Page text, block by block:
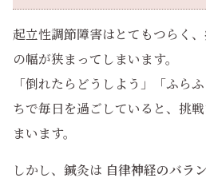
起立性調節障害はとてもつらく
の幅が狭まってしまいます。
「倒れたらどうしよう」「ふら
ちで毎日を過ごしていると、挑
まいます。
しかし、鍼灸は 自律神経のバラ